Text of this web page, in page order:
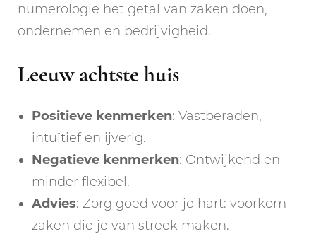
numerologie het getal van zaken doen,
ondernemen en bedrijvigheid.
Leeuw achtste huis
Positieve kenmerken: Vastberaden,
intuïtief en ijverig.
Negatieve kenmerken: Ontwijkend en
minder flexibel.
Advies: Zorg goed voor je hart: voorkom
zaken die je van streek maken.